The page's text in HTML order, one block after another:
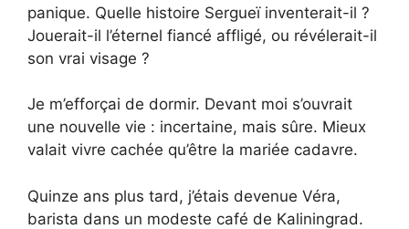
panique. Quelle histoire Sergueï inventerait-il ?
Jouerait-il l’éternel fiancé affligé, ou révélerait-il
son vrai visage ?
Je m’efforçai de dormir. Devant moi s’ouvrait
une nouvelle vie : incertaine, mais sûre. Mieux
valait vivre cachée qu’être la mariée cadavre.
Quinze ans plus tard, j’étais devenue Véra,
barista dans un modeste café de Kaliningrad.